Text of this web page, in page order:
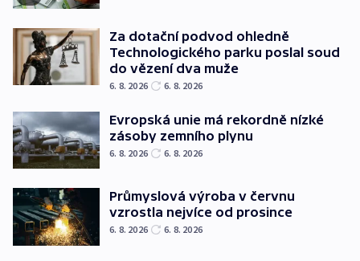
Za dotační podvod ohledně
Technologického parku poslal soud
do vězení dva muže
6. 8. 2026 6. 8. 2026
Evropská unie má rekordně nízké
zásoby zemního plynu
6. 8. 2026 6. 8. 2026
Průmyslová výroba v červnu
vzrostla nejvíce od prosince
6. 8. 2026 6. 8. 2026